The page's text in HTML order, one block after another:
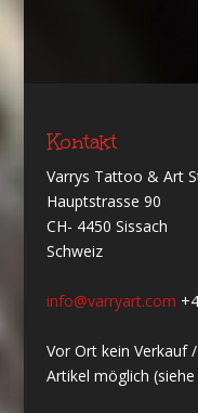
Kontakt
Varrys Tattoo & Art
Hauptstrasse 90
CH- 4450 Sissach
Schweiz
info@varryart.com
Vor Ort kein Verkauf
Artikel möglich (siehe